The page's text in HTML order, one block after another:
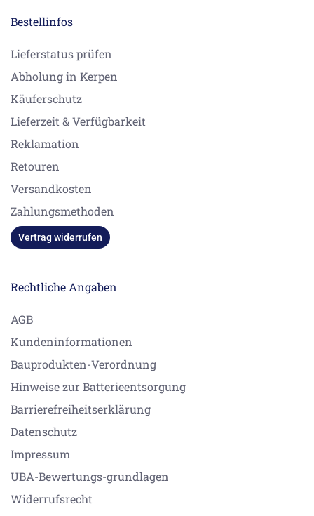
Bestellinfos
Lieferstatus prüfen
Abholung in Kerpen
Käuferschutz
Lieferzeit & Verfügbarkeit
Reklamation
Retouren
Versandkosten
Zahlungsmethoden
Vertrag widerrufen
Rechtliche Angaben
AGB
Kundeninformationen
Bauprodukten-Verordnung
Hinweise zur Batterieentsorgung
Barrierefreiheitserklärung
Datenschutz
Impressum
UBA-Bewertungs-grundlagen
Widerrufsrecht